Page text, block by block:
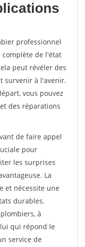
professionnel
de l'état
peut révéler des
survenir à l'avenir.
vous pouvez
des réparations
de faire appel
pour
les surprises
La
et nécessite une
durables.
à
qui répond le
service de